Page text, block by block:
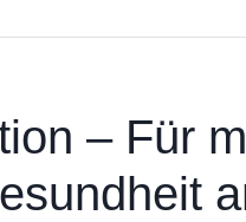
– Für